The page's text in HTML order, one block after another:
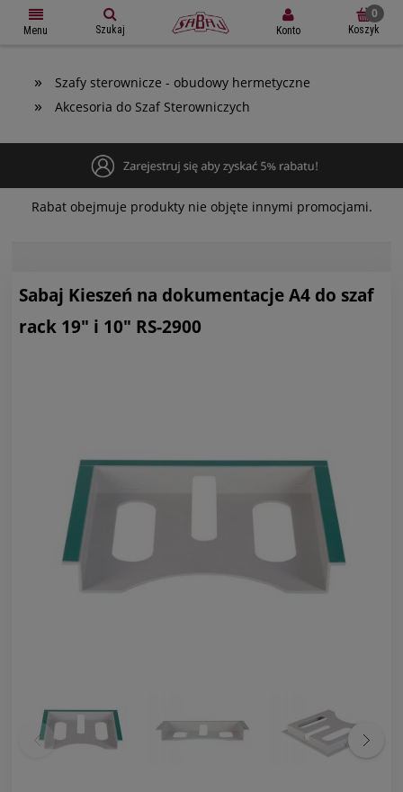
Menu Szukaj Konto Koszyk
» Szafy sterownicze - obudowy hermetyczne
» Akcesoria do Szaf Sterowniczych
Rabat obejmuje produkty nie objęte innymi promocjami.
Sabaj Kieszeń na dokumentacje A4 do szaf
rack 19" i 10" RS-2900